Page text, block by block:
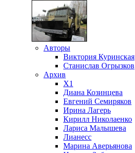
Авторы
Виктория Куринская
Станислав Огрызков
Архив
X1
Диана Козинцева
Евгений Семиряков
Ирина Лагерь
Кирилл Николаенко
Лариса Малышева
Лианесс
Марина Аверьянова